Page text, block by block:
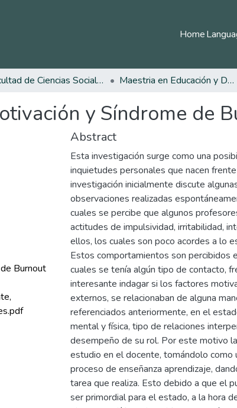
Home
Facultad de Ciencias Sociales y Humanas Maestria en Educación y Desarrollo Humano
y Síndrome de
Burnout
Abstract
Esta investigación surge como una
inquietudes personales que nacen
investigación inicialmente discute
observaciones realizadas
cuales se percibe que algunos
actitudes de impulsividad, irritabilidad,
ellos, los cuales son poco acordes a lo
Estos comportamientos son percibidos
cuales se tenía algún tipo de contacto,
interesante indagar si los factores
externos, se relacionaban de alguna
referenciados anteriormente, en el
mental y física, tipo de relaciones
desempeño de su rol. Por este motivo
estudio en el docente, tomándolo
proceso de enseñanza aprendizaje,
tarea que realiza. Esto debido a que el
ser primordial para el estado, a la hora